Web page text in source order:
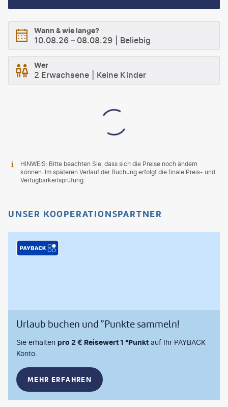
Wann & wie lange?
10.08.26 – 08.08.29 Beliebig
Wer
2 Erwachsene Keine Kinder
HINWEIS: Bitte beachten Sie, dass sich die Preise noch ändern
können. Im späteren Verlauf der Buchung erfolgt die finale Preis- und
Verfügbarkeitsprüfung.
UNSER KOOPERATIONSPARTNER
Urlaub buchen und °Punkte sammeln!
Sie erhalten pro 2 € Reisewert 1 °Punkt auf Ihr PAYBACK
Konto.
MEHR ERFAHREN